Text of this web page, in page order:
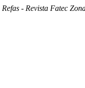
Refas - Revista Fatec